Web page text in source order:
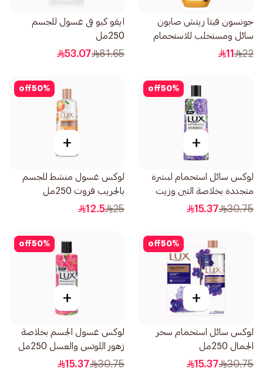
جونسون فيتا ريتش صابون
سائل ومستحلب للاستحمام
بزبدة الكاكاو 250مل
22
11
ايقو كيو فى غسول للجسم
250مل
81.65
53.07
50%
off
+
لوكس سائل استحمام لبشرة
متجددة بخلاصة التين وزيت
الجيرانيوم 250مل
30.75
15.37
50%
off
+
لوكس غسول منشط للجسم
بالجريب فروت 250مل
25
12.5
50%
off
+
لوكس سائل استحمام سحر
الجمال 250مل
30.75
15.37
50%
off
+
لوكس غسول الجسم بخلاصة
زهور اللوتس والعسل 250مل
30.75
15.37